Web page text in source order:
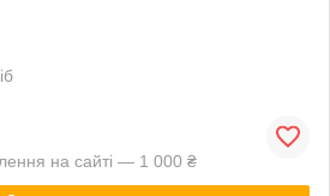
на сайті — 1 000 ₴